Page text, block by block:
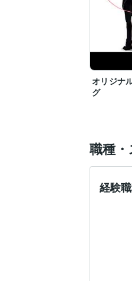
オリジナ
グ
職種
経験